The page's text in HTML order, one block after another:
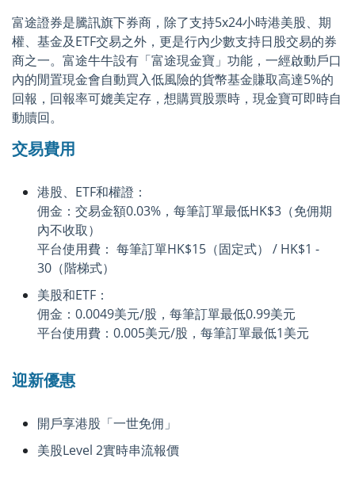
富途證券是騰訊旗下券商，除了支持5x24小時港美股、期
權、基金及ETF交易之外，更是行內少數支持日股交易的券
商之一。富途牛牛設有「富途現金寶」功能，一經啟動戶口
內的閒置現金會自動買入低風險的貨幣基金賺取高達5%的
回報，回報率可媲美定存，想購買股票時，現金寶可即時自
動贖回。
交易費用
港股、ETF和權證：
佣金：交易金額0.03%，每筆訂單最低HK$3（免佣期
內不收取）
平台使用費： 每筆訂單HK$15（固定式） / HK$1 -
30（階梯式）
美股和ETF：
佣金：0.0049美元/股，每筆訂單最低0.99美元
平台使用費：0.005美元/股，每筆訂單最低1美元
迎新優惠
開戶享港股「一世免佣」
美股Level 2實時串流報價